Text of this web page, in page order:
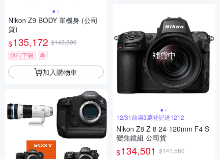
Nikon Z9 BODY 單機身 (公司
貨)
$135,172 $143,800
限時下殺
券
加入購物車
補貨中
12/31前滿3萬登記送1212
Nikon Z8 Z 8 24-120mm F4 S
變焦鏡組 公司貨
$134,501 $141,580